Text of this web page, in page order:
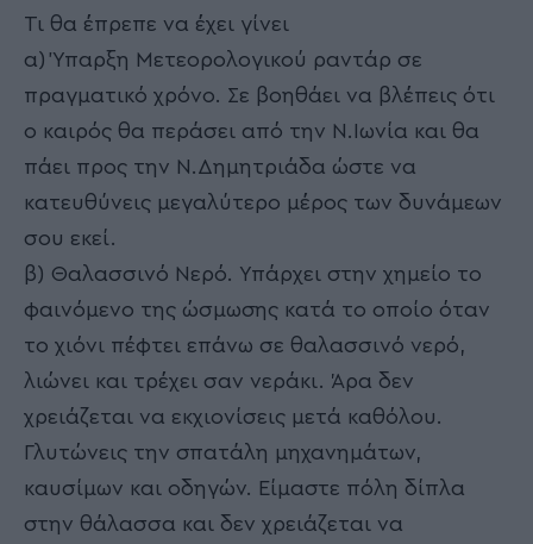
Τι θα έπρεπε να έχει γίνει
α) Ύπαρξη Μετεορολογικού ραντάρ σε
πραγματικό χρόνο. Σε βοηθάει να βλέπεις ότι
ο καιρός θα περάσει από την Ν.Ιωνία και θα
πάει προς την Ν.Δημητριάδα ώστε να
κατευθύνεις μεγαλύτερο μέρος των δυνάμεων
σου εκεί.
β) Θαλασσινό Νερό. Υπάρχει στην χημείο το
φαινόμενο της ώσμωσης κατά το οποίο όταν
το χιόνι πέφτει επάνω σε θαλασσινό νερό,
λιώνει και τρέχει σαν νεράκι. Άρα δεν
χρειάζεται να εκχιονίσεις μετά καθόλου.
Γλυτώνεις την σπατάλη μηχανημάτων,
καυσίμων και οδηγών. Είμαστε πόλη δίπλα
στην θάλασσα και δεν χρειάζεται να